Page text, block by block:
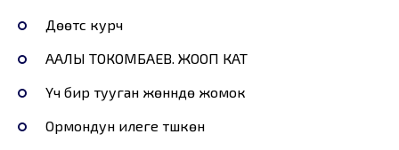
Дөөтүсү курч
ААЛЫ ТОКОМБАЕВ. ЖООП КАТ
Үч бир тууган жөнүндө жомок
Ормондун илеге түшкөнү